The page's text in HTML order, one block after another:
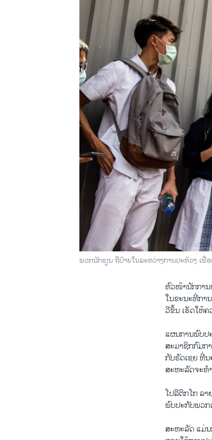
ພວກນັກຮຽນ ຖືປ້າຍໃນລະຫວ່າງການປະທ້ວງ ເພື່ອ
ຫົວໜ້ານັກກາ
ໃນຂະນະທີ່ກາ
ວີຂຶ້ນ ເຮັດໃຫ້
ແຜນການພົບປ
ສະມາຊິກກົມກ
ກັບຣັດເຊຍ ທີ່
ສະຫະລັດຈະທ
ໂປລີຕິກໂກ ລາ
ພົບປະກັບພວກ
ສະຫະລັດ ແມ່